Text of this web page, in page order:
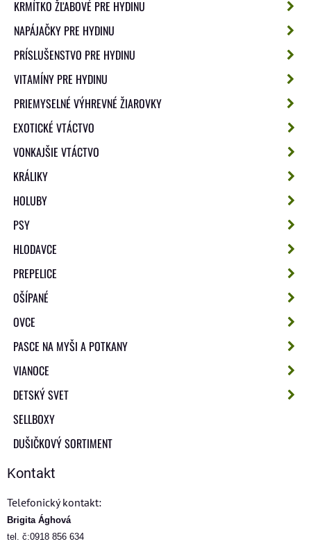
KRMÍTKO ŽĽABOVÉ PRE HYDINU
NAPÁJAČKY PRE HYDINU
PRÍSLUŠENSTVO PRE HYDINU
VITAMÍNY PRE HYDINU
PRIEMYSELNÉ VÝHREVNÉ ŽIAROVKY
EXOTICKÉ VTÁCTVO
VONKAJŠIE VTÁCTVO
KRÁLIKY
HOLUBY
PSY
HLODAVCE
PREPELICE
OŠÍPANÉ
OVCE
PASCE NA MYŠI A POTKANY
VIANOCE
DETSKÝ SVET
SELLBOXY
DUŠIČKOVÝ SORTIMENT
Kontakt
Telefonický kontakt:
Brigita Ághová
tel. č:0918 856 634